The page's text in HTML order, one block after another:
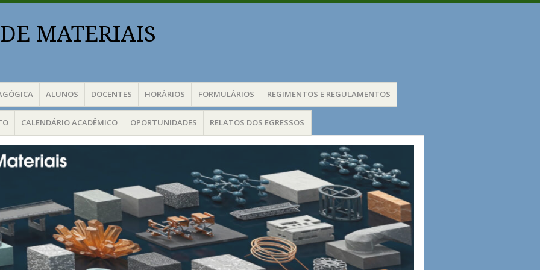
MATERIAIS
ALUNOS DOCENTES HORÁRIOS FORMULÁRIOS REGIMENTOS E REGULAMENTOS
CALENDÁRIO ACADÊMICO OPORTUNIDADES RELATOS DOS EGRESSOS